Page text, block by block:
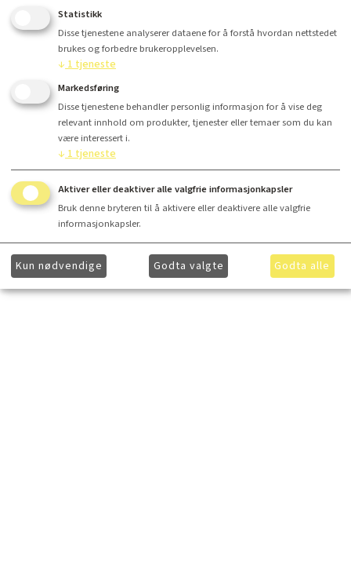
Statistikk
Disse tjenestene analyserer dataene for å forstå hvordan nettstedet
brukes og forbedre brukeropplevelsen.
↓ 1tjeneste
Markedsføring
Disse tjenestene behandler personlig informasjon for å vise deg
relevant innhold om produkter, tjenester eller temaer som du kan
være interessert i.
↓ 1tjeneste
Aktiver eller deaktiver alle valgfrie informasjonkapsler
Bruk denne bryteren til å aktivere eller deaktivere alle valgfrie
informasjonkapsler.
Kun nødvendige Godta valgte Godta alle